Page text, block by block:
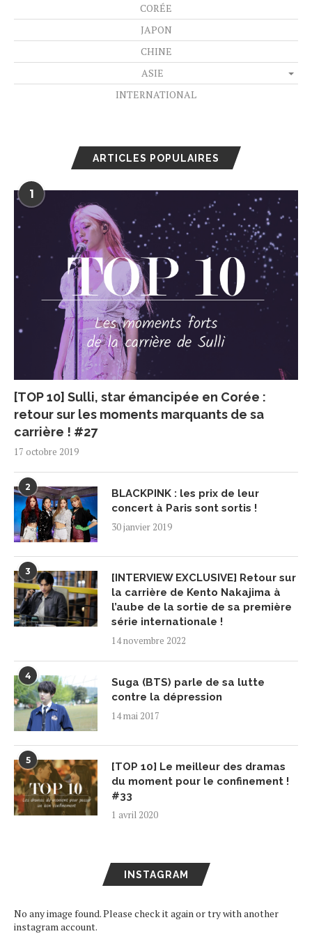
CORÉE
JAPON
CHINE
ASIE
INTERNATIONAL
ARTICLES POPULAIRES
1
[TOP 10] Sulli, star émancipée en Corée :
retour sur les moments marquants de sa
carrière ! #27
17 octobre 2019
2
BLACKPINK : les prix de leur
concert à Paris sont sortis !
30 janvier 2019
3
[INTERVIEW EXCLUSIVE] Retour sur
la carrière de Kento Nakajima à
l’aube de la sortie de sa première
série internationale !
14 novembre 2022
4
Suga (BTS) parle de sa lutte
contre la dépression
14 mai 2017
5
[TOP 10] Le meilleur des dramas
du moment pour le confinement !
#33
1 avril 2020
INSTAGRAM
No any image found. Please check it again or try with another
instagram account.